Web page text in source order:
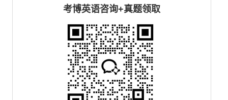
考博英语咨询+真题领取